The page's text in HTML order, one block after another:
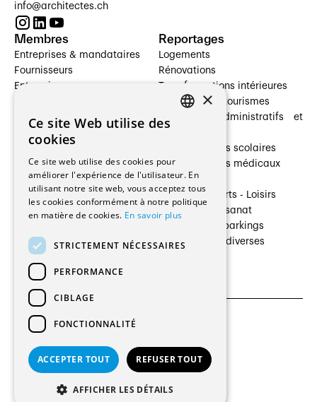
info@architectes.ch
Membres
Entreprises & mandataires
Fournisseurs
Entreprises
Architectes paysagistes
Architectes d'intérieur
Entreprises générales
Ingénieurs et mandataires
Fabricants / Fournisseurs
Régies immobilières
Gestion PPE
Reportages
Logements
Rénovations
Transformations intérieures
Hôtelleries et tourismes
Bâtiments administratifs et
Établissements scolaires
Établissements médicaux
Villas
Cultures - Sports - Loisirs
Industrie - Artisanat
Transports et parkings
Constructions diverses
© 2026 Tous droits réservés
CGU et Politique de confidentialités
×
Ce site Web utilise des
cookies
Ce site web utilise des cookies pour
améliorer l'expérience de l'utilisateur. En
utilisant notre site web, vous acceptez tous
les cookies conformément à notre politique
en matière de cookies. En savoir plus
STRICTEMENT NÉCESSAIRES
PERFORMANCE
CIBLAGE
FONCTIONNALITÉ
ACCEPTER TOUT REFUSER TOUT
AFFICHER LES DÉTAILS